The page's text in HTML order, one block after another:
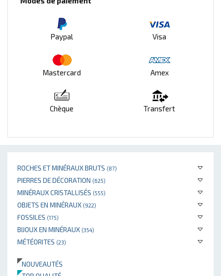
ROCHES ET MINÉRAUX BRUTS (87)
PIERRES DE DÉCORATION (625)
MINÉRAUX CRISTALLISÉS (555)
OBJETS EN MINÉRAUX (922)
FOSSILES (175)
BIJOUX EN MINÉRAUX (354)
MÉTÉORITES (23)
NOUVEAUTÉS
Paypal Visa
Mastercard Amex
Chèque Transfert